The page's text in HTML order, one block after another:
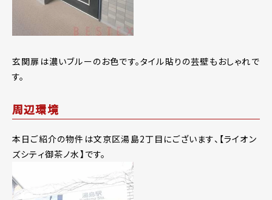
玄関扉は濃いブルーのお色です。タイル貼りの芸壁もおしゃれで
す。
周辺環境
本日ご紹介の物件は文京区湯島2丁目にございます、【ライオン
ズシティ御茶ノ水】です。